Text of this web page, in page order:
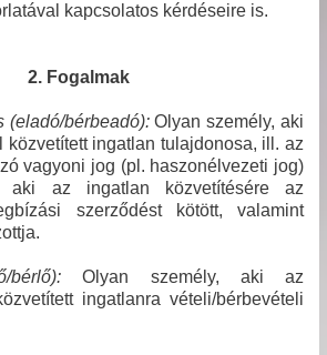
kapcsolatos kérdéseire is.
2. Fogalmak
(eladó/bérbeadó):Olyan személy, aki
közvetített ingatlan tulajdonosa, ill. az
vagyoni jog (pl. haszonélvezeti jog)
aki az ingatlan közvetítésére az
szerződést kötött, valamint
bérlő): Olyan személy, aki az
ingatlanra vételi/bérbevételi